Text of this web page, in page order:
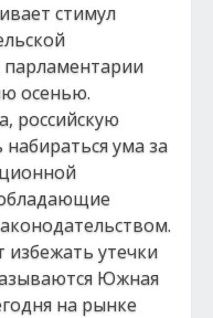
стимул
парламентарии
осенью.
российскую
ума за
утечки
Южная
на рынке